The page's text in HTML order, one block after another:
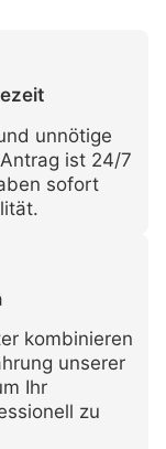
unnötige
ist 24/7
sofort
kombinieren
unserer
Ihr
zu